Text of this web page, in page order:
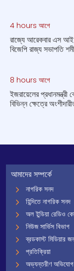
4 hours আগে
রাজ্যে আরেকবার এস
বিজেপি রাজ্য সভাপতি
8 hours আগে
ইজরায়েলের প্রধানমন্ত্রী
বিভিন্ন ক্ষেত্রে
আমাদের সম্পর্কে
নাগরিক সনদ
হিন্দিতে নাগরিক সনদ
অল ইন্ডিয়া রেডিও
নিউজ সার্ভিস বিভাগ
ব্রডকাস্ট মিডিয়ার
প্রতিক্রিয়া
অভ্যন্তরীণ অভিযোগ